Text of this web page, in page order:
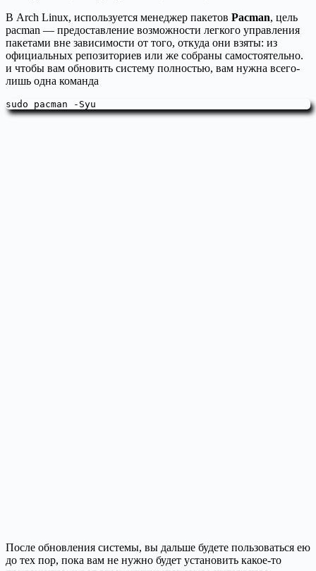
В Arch Linux, используется менеджер пакетов Pacman, цель
pacman — предоставление возможности легкого управления
пакетами вне зависимости от того, откуда они взяты: из
официальных репозиториев или же собраны самостоятельно.
и чтобы вам обновить систему полностью, вам нужна всего-
лишь одна команда
sudo pacman -Syu
После обновления системы, вы дальше будете пользоваться ею
до тех пор, пока вам не нужно будет установить какое-то